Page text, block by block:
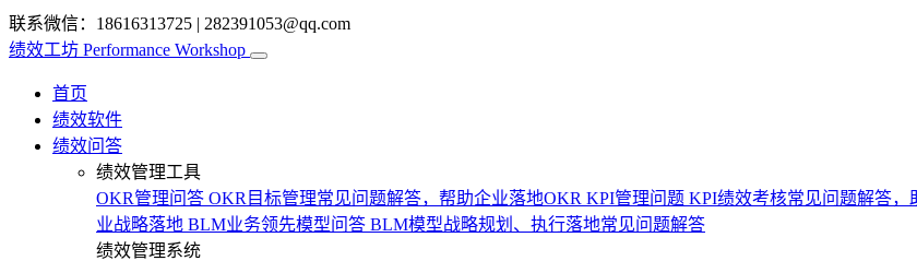
联系微信：18616313725 | 282391053@qq.com
绩效工坊 Performance Workshop
首页
绩效软件
绩效问答
绩效管理工具
OKR管理问答 OKR目标管理常见问题解答，帮助企业落地OKR KPI管理问题 KPI绩效考核常见问题解答，
业战略落地 BLM业务领先模型问答 BLM模型战略规划、执行落地常见问题解答
绩效管理系统